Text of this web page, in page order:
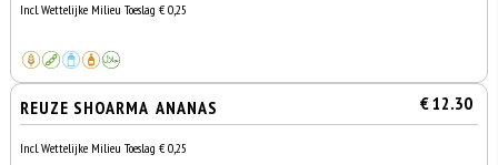
Incl. Wettelijke Milieu Toeslag € 0,25
REUZE SHOARMA ANANAS € 12.30
Incl. Wettelijke Milieu Toeslag € 0,25